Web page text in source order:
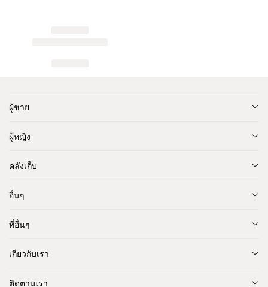
ผู้ชาย
ผู้หญิง
คลังเก็บ
อื่นๆ
ที่อื่นๆ
เกี่ยวกับเรา
ติดตามเรา